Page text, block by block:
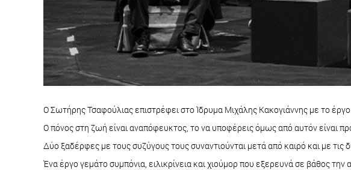
Ο Σωτήρης Τσαφούλιας επιστρέφει στο Ίδρυμα Μιχάλης Κακογιάννης με το
Ο πόνος στη ζωή είναι αναπόφευκτος, το να υποφέρεις όμως από αυτόν είναι
Δύο ξαδέρφες με τους συζύγους τους συναντιούνται μετά από καιρό και με
Ένα έργο γεμάτο συμπόνια, ειλικρίνεια και χιούμορ που εξερευνά σε βάθος